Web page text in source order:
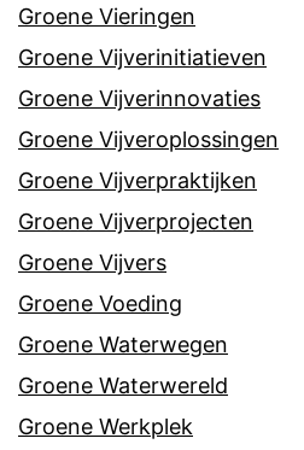
Groene Vieringen
Groene Vijverinitiatieven
Groene Vijverinnovaties
Groene Vijveroplossingen
Groene Vijverpraktijken
Groene Vijverprojecten
Groene Vijvers
Groene Voeding
Groene Waterwegen
Groene Waterwereld
Groene Werkplek